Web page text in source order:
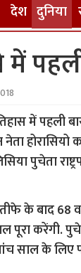
देश दुनिया
में
में पहली
नेता
पुचेता
के बाद 68
पूरा करेंगी.
साल के लिए